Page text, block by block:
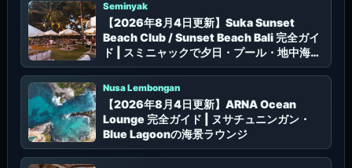
Seminyak
【2026年8月4日更新】Suka Sunset
Beach Club / Sunset Beach Bali 完全ガイ
ド | スミニャックで夕日・プール・地中海フ
ードを楽しむ
Nusa Lembongan
【2026年8月4日更新】ARNA Ocean
Lounge 完全ガイド | ヌサチュニンガン・
Blue Lagoonの海景ラウンジ